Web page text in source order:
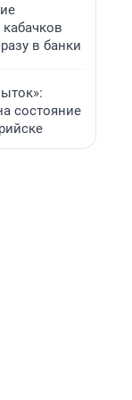
в банки
состояние